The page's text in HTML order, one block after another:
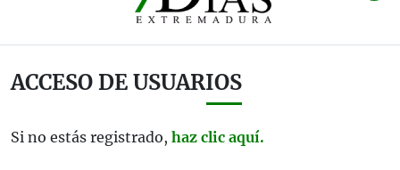
ACCESO DE USUARIOS
Si no estás registrado, haz clic aquí.